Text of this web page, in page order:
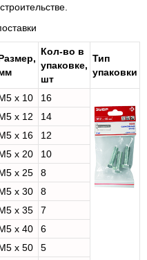
Кол-во в
упаковке,
шт
Тип
упаковки
x 10
16
x 12
14
x 16
12
x 20
10
x 25
8
x 30
8
x 35
7
x 40
6
x 50
5